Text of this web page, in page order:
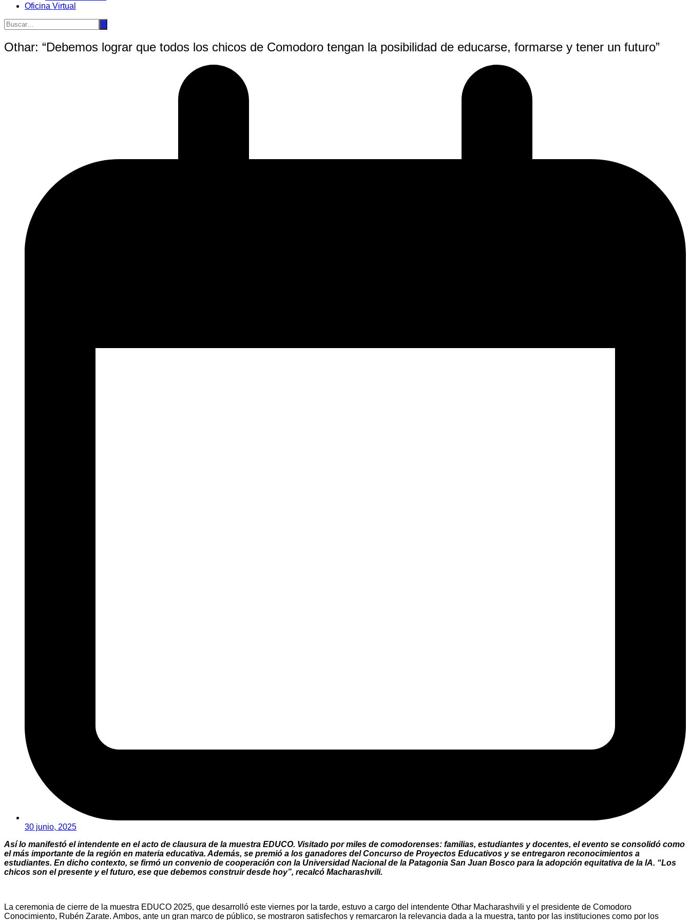
Oficina Virtual
Othar: “Debemos lograr que todos los chicos de Comodoro tengan la posibilidad de educarse, formarse y tener un futuro”
30 junio, 2025
Así lo manifestó el intendente en el acto de clausura de la muestra EDUCO. Visitado por miles de comodorenses: familias, estudiantes y docentes, el evento se consolidó como
el más importante de la región en materia educativa. Además, se premió a los ganadores del Concurso de Proyectos Educativos y se entregaron reconocimientos a
estudiantes. En dicho contexto, se firmó un convenio de cooperación con la Universidad Nacional de la Patagonia San Juan Bosco para la adopción equitativa de la IA. “Los
chicos son el presente y el futuro, ese que debemos construir desde hoy”, recalcó Macharashvili.
La ceremonia de cierre de la muestra EDUCO 2025, que desarrolló este viernes por la tarde, estuvo a cargo del intendente Othar Macharashvili y el presidente de Comodoro
Conocimiento, Rubén Zarate. Ambos, ante un gran marco de público, se mostraron satisfechos y remarcaron la relevancia dada a la muestra, tanto por las instituciones como por los